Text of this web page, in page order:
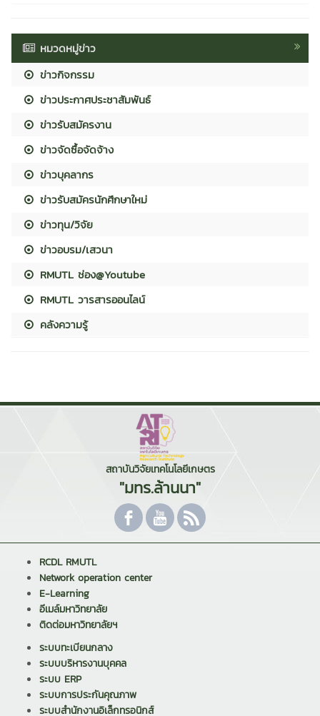
หมวดหมู่ข่าว
ข่าวกิจกรรม
ข่าวประกาศประชาสัมพันธ์
ข่าวรับสมัครงาน
ข่าวจัดซื้อจัดจ้าง
ข่าวบุคลากร
ข่าวรับสมัครนักศึกษาใหม่
ข่าวทุน/วิจัย
ข่าวอบรม/เสวนา
RMUTL ช่อง@Youtube
RMUTL วารสารออนไลน์
คลังความรู้
สถาบันวิจัยเทคโนโลยีเกษตร
"มทร.ล้านนา"
RCDL RMUTL
Network operation center
E-Learning
อีเมล์มหาวิทยาลัย
ติดต่อมหาวิทยาลัยฯ
ระบบทะเบียนกลาง
ระบบบริหารงานบุคคล
ระบบ ERP
ระบบการประกันคุณภาพ
ระบบสำนักงานอิเล็กทรอนิกส์